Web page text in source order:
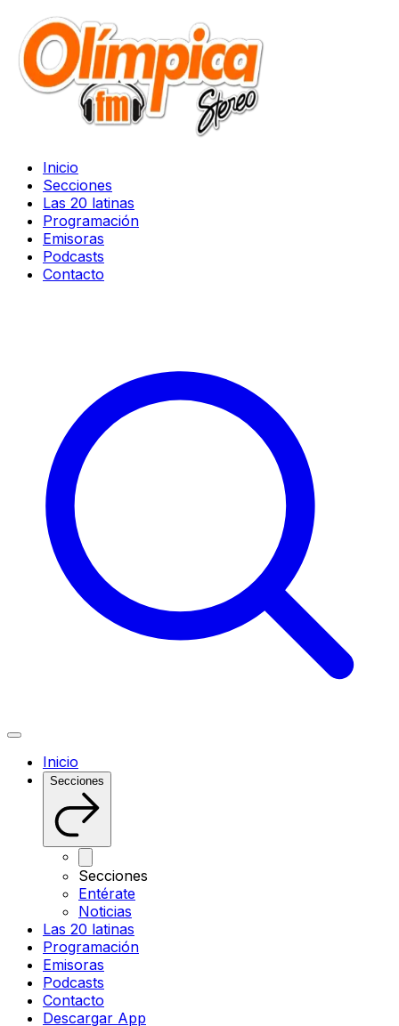
Inicio
Secciones
Las 20 latinas
Programación
Emisoras
Podcasts
Contacto
Inicio
Secciones
Secciones
Entérate
Noticias
Las 20 latinas
Programación
Emisoras
Podcasts
Contacto
Descargar App